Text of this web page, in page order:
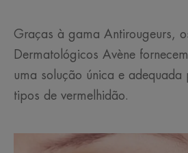
Graças à gama Antirougeurs,
Dermatológicos Avène
uma solução única e adequada
tipos de vermelhidão.